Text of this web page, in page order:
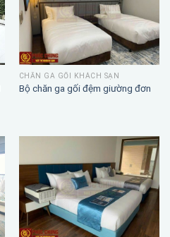
CHĂN GA GỐI KHÁCH SẠN
Bộ chăn ga gối đệm giường đơn